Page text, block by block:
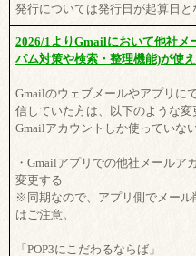
発行については発行日が起算日と
2026/1よりGmailにおいて他社メ
パム対策や検索・整理機能)が使え
Gmailのウェブメールやアプリに
信していた方は、以下のような変
Gmailアカウントしか使っていな
・Gmailアプリでの他社メールア
変更する
※同期なので、アプリ側でメー
はご注意。
「POP3にこだわるならば」